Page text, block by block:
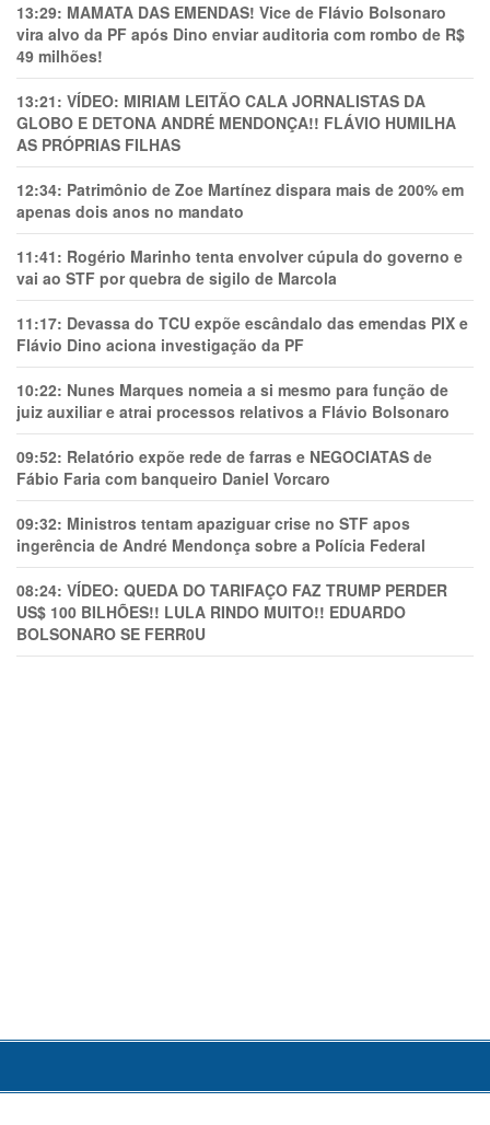
13:29: MAMATA DAS EMENDAS! Vice de Flávio Bolsonaro
vira alvo da PF após Dino enviar auditoria com rombo de R$
49 milhões!
13:21: VÍDEO: MIRIAM LEITÃO CALA JORNALISTAS DA
GLOBO E DETONA ANDRÉ MENDONÇA!! FLÁVIO HUMILHA
AS PRÓPRIAS FILHAS
12:34: Patrimônio de Zoe Martínez dispara mais de 200% em
apenas dois anos no mandato
11:41: Rogério Marinho tenta envolver cúpula do governo e
vai ao STF por quebra de sigilo de Marcola
11:17: Devassa do TCU expõe escândalo das emendas PIX e
Flávio Dino aciona investigação da PF
10:22: Nunes Marques nomeia a si mesmo para função de
juiz auxiliar e atrai processos relativos a Flávio Bolsonaro
09:52: Relatório expõe rede de farras e NEGOCIATAS de
Fábio Faria com banqueiro Daniel Vorcaro
09:32: Ministros tentam apaziguar crise no STF apos
ingerência de André Mendonça sobre a Polícia Federal
08:24: VÍDEO: QUEDA DO TARIFAÇO FAZ TRUMP PERDER
US$ 100 BILHÕES!! LULA RINDO MUITO!! EDUARDO
BOLSONARO SE FERR0U